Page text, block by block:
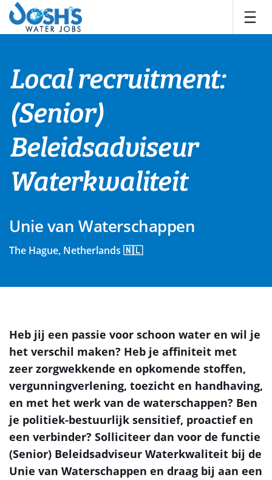
Skip
content
Local recruitment:
(Senior)
Beleidsadviseur
Waterkwaliteit
Unie van Waterschappen
The Hague, Netherlands 🇳🇱
Heb jij een passie voor schoon water en wil je
het verschil maken? Heb je affiniteit met
zeer zorgwekkende en opkomende stoffen,
vergunningverlening, toezicht en handhaving,
en met het werk van de waterschappen? Ben
je politiek-bestuurlijk sensitief, proactief en
een verbinder? Solliciteer dan voor de functie
(Senior) Beleidsadviseur Waterkwaliteit bij de
Unie van Waterschappen en draag bij aan een